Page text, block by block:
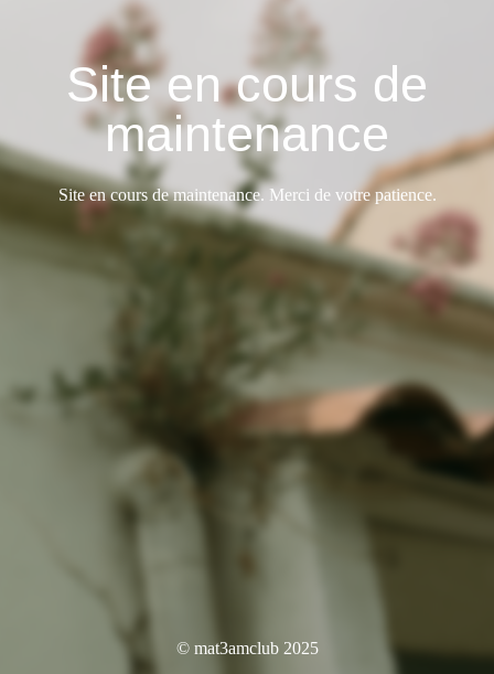
Site en cours de
maintenance
Site en cours de maintenance. Merci de votre patience.
© mat3amclub 2025